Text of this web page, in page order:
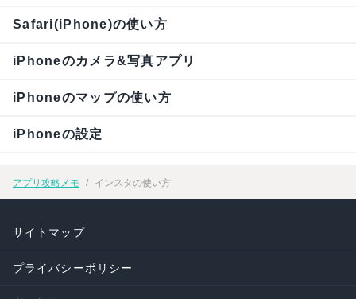
Safari(iPhone)の使い方
iPhoneのカメラ&写真アプリ
iPhoneのマップの使い方
iPhoneの設定
アプリ攻略メモ インスタの使い方
サイトマップ
プライバシーポリシー